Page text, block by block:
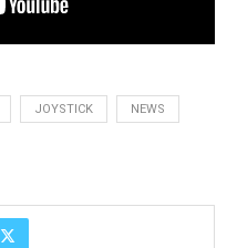
JOYSTICK NEWS